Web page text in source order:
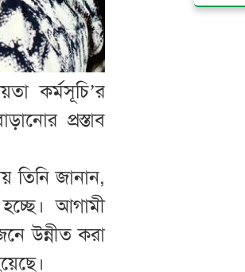
কর্মসূচি’র
প্রস্তাব
তিনি জানান,
আগামী
উন্নীত করা